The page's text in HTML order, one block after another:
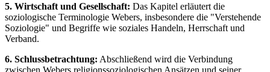
5. Wirtschaft und Gesellschaft: Das Kapitel erläutert die
soziologische Terminologie Webers, insbesondere die "Verstehende
Soziologie" und Begriffe wie soziales Handeln, Herrschaft und
Verband.
6. Schlussbetrachtung: Abschließend wird die Verbindung
zwischen Webers religionssoziologischen Ansätzen und seiner